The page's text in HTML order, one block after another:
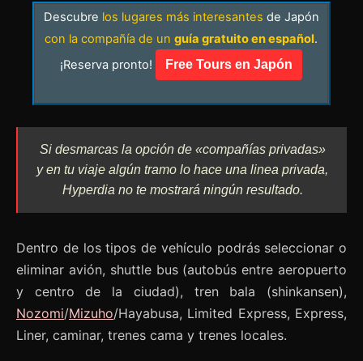
Descubre los lugares más interesantes de Japón
con la compañía de unguía gratuito en español.
¡Reserva pronto!
Free Tours en Japón
Si desmarcas la opción de «compañías privadas»
y en tu viaje algún tramo lo hace una linea privada,
Hyperdia no te mostrará ningún resultado.
Dentro de los tipos de vehículo podrás seleccionar o
eliminar avión, shuttle bus (autobús entre aeropuerto
y centro de la ciudad), tren bala (shinkansen),
Nozomi/Mizuho/Hayabusa, Limited Express, Express,
Liner, caminar, trenes cama y trenes locales.